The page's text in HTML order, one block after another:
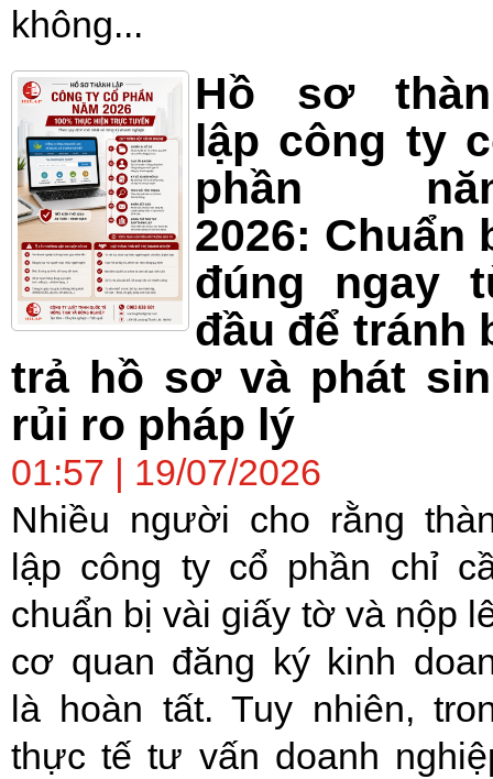
không...
Hồ sơ
lập công ty
phần
2026: Chuẩn
đúng ngay
đầu để tránh
trả hồ sơ và phát
rủi ro pháp lý
01:57 | 19/07/2026
Nhiều người cho rằng
lập công ty cổ phần chỉ
chuẩn bị vài giấy tờ và nộp
cơ quan đăng ký kinh
là hoàn tất. Tuy nhiên,
thực tế tư vấn doanh